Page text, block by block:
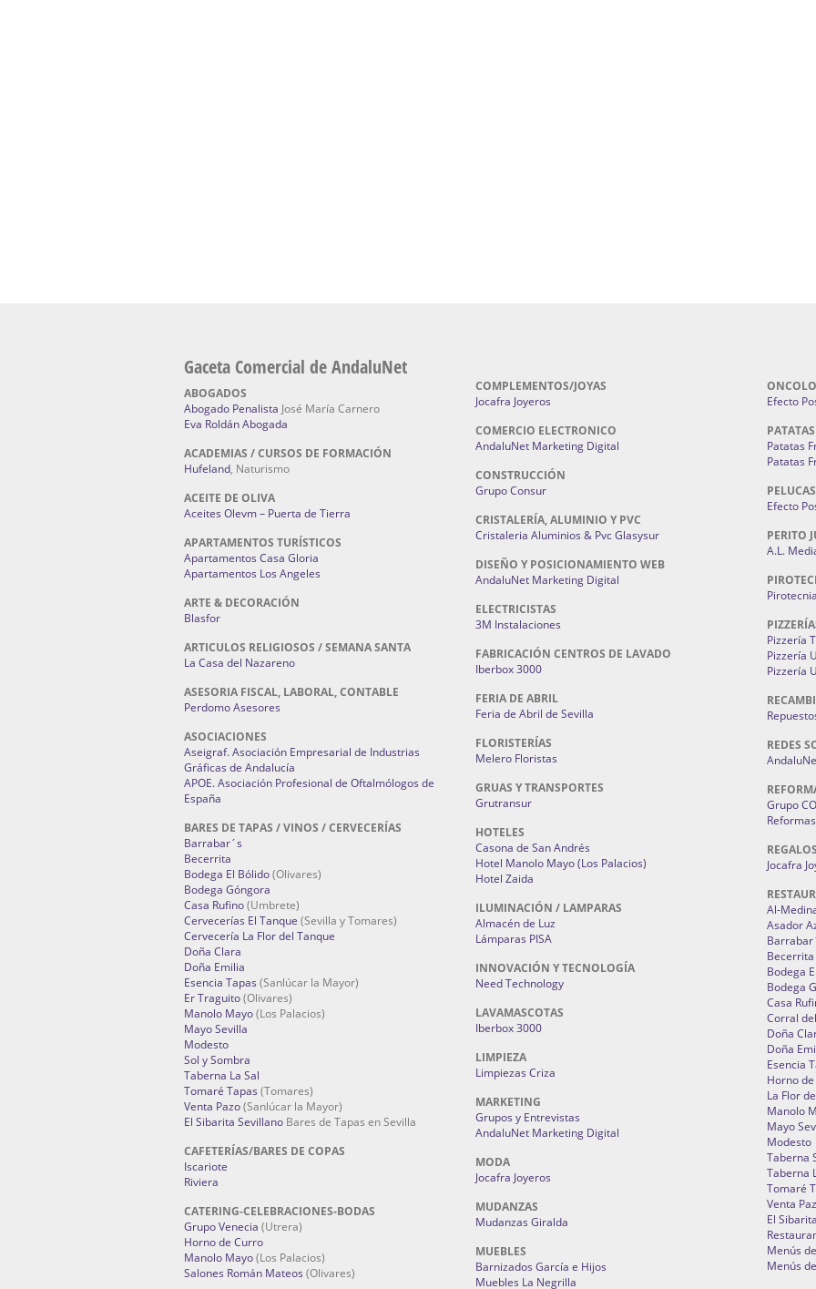
Gaceta Comercial de AndaluNet
ABOGADOS
Abogado Penalista José María Carnero
Eva Roldán Abogada
ACADEMIAS / CURSOS DE FORMACIÓN
Hufeland, Naturismo
ACEITE DE OLIVA
Aceites Olevm – Puerta de Tierra
APARTAMENTOS TURÍSTICOS
Apartamentos Casa Gloria
Apartamentos Los Angeles
ARTE & DECORACIÓN
Blasfor
ARTICULOS RELIGIOSOS / SEMANA SANTA
La Casa del Nazareno
ASESORIA FISCAL, LABORAL, CONTABLE
Perdomo Asesores
ASOCIACIONES
Aseigraf. Asociación Empresarial de Industrias
Gráficas de Andalucía
APOE. Asociación Profesional de Oftalmólogos de
España
BARES DE TAPAS / VINOS / CERVECERÍAS
Barrabar´s
Becerrita
Bodega El Bólido(Olivares)
Bodega Góngora
Casa Rufino(Umbrete)
Cervecerías El Tanque (Sevilla y Tomares)
Cervecería La Flor del Tanque
Doña Clara
Doña Emilia
Esencia Tapas (Sanlúcar la Mayor)
Er Traguito(Olivares)
Manolo Mayo(Los Palacios)
Mayo Sevilla
Modesto
Sol y Sombra
Taberna La Sal
Tomaré Tapas (Tomares)
Venta Pazo(Sanlúcar la Mayor)
El Sibarita Sevillano Bares de Tapas en Sevilla
CAFETERÍAS/BARES DE COPAS
Iscariote
Riviera
CATERING-CELEBRACIONES-BODAS
Grupo Venecia (Utrera)
Horno de Curro
Manolo Mayo(Los Palacios)
Salones Román Mateos (Olivares)
COMPLEMENTOS/JOYAS
Jocafra Joyeros
COMERCIO ELECTRONICO
AndaluNet Marketing Digital
CONSTRUCCIÓN
Grupo Consur
CRISTALERÍA, ALUMINIO Y PVC
Cristaleria Aluminios & Pvc Glasysur
DISEÑO Y POSICIONAMIENTO WEB
AndaluNet Marketing Digital
ELECTRICISTAS
3M Instalaciones
FABRICACIÓN CENTROS DE LAVADO
Iberbox 3000
FERIA DE ABRIL
Feria de Abril de Sevilla
FLORISTERÍAS
Melero Floristas
GRUAS Y TRANSPORTES
Grutransur
HOTELES
Casona de San Andrés
Hotel Manolo Mayo (Los Palacios)
Hotel Zaida
ILUMINACIÓN / LAMPARAS
Almacén de Luz
Lámparas PISA
INNOVACIÓN Y TECNOLOGÍA
Need Technology
LAVAMASCOTAS
Iberbox 3000
LIMPIEZA
Limpiezas Criza
MARKETING
Grupos y Entrevistas
AndaluNet Marketing Digital
MODA
Jocafra Joyeros
MUDANZAS
Mudanzas Giralda
MUEBLES
Barnizados García e Hijos
Muebles La Negrilla
Efecto
Patatas
Patatas
PELUCAS
Efecto
PERITO
A.L.
Pizzería
Pizzería
Pizzería
REDES
Grupo
Jocafra
Al-
Asador
Becerrita
Bodega
Bodega
Casa
Corral
Doña
Doña
Esencia
Horno
La Flor
Manolo
Mayo
Modesto
Taberna
Taberna
Tomaré
Venta
El
Menús
Menús